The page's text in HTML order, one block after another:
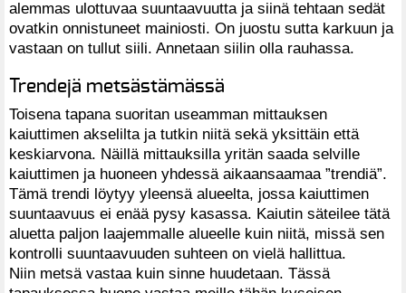
alemmas ulottuvaa suuntaavuutta ja siinä tehtaan sedät
ovatkin onnistuneet mainiosti. On juostu sutta karkuun ja
vastaan on tullut siili. Annetaan siilin olla rauhassa.
Trendejä metsästämässä
Toisena tapana suoritan useamman mittauksen
kaiuttimen akselilta ja tutkin niitä sekä yksittäin että
keskiarvona. Näillä mittauksilla yritän saada selville
kaiuttimen ja huoneen yhdessä aikaansaamaa ”trendiä”.
Tämä trendi löytyy yleensä alueelta, jossa kaiuttimen
suuntaavuus ei enää pysy kasassa. Kaiutin säteilee tätä
aluetta paljon laajemmalle alueelle kuin niitä, missä sen
kontrolli suuntaavuuden suhteen on vielä hallittua.
Niin metsä vastaa kuin sinne huudetaan. Tässä